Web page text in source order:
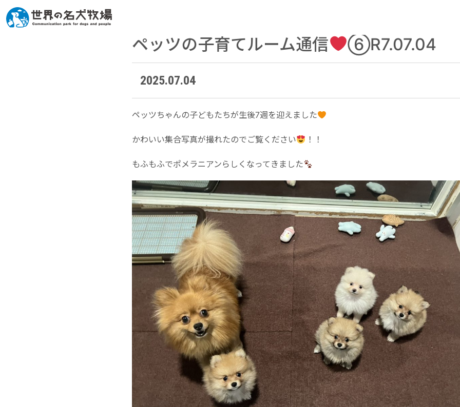
ペッツの子育てルーム通信 ⑥R7.07.04
2025.07.04
ペッツちゃんの子どもたちが生後7週を迎えました
かわいい集合写真が撮れたのでご覧ください ！！
もふもふでポメラニアンらしくなってきました